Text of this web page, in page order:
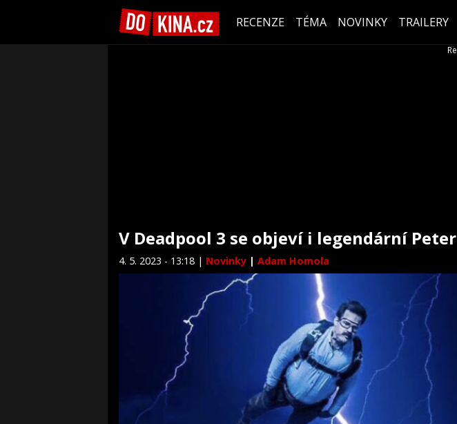
RECENZE TÉMA NOVINKY TRAILERY
V Deadpool 3 se objeví i legendární Peter
4. 5. 2023 - 13:18 | Novinky | Adam Homola